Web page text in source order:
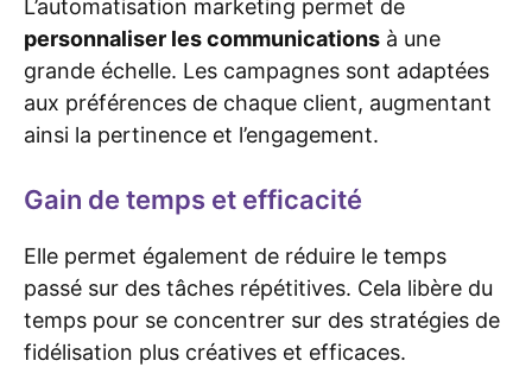
L’automatisation marketing permet de
personnaliser les communications à une
grande échelle. Les campagnes sont adaptées
aux préférences de chaque client, augmentant
ainsi la pertinence et l’engagement.
Gain de temps et efficacité
Elle permet également de réduire le temps
passé sur des tâches répétitives. Cela libère du
temps pour se concentrer sur des stratégies de
fidélisation plus créatives et efficaces.